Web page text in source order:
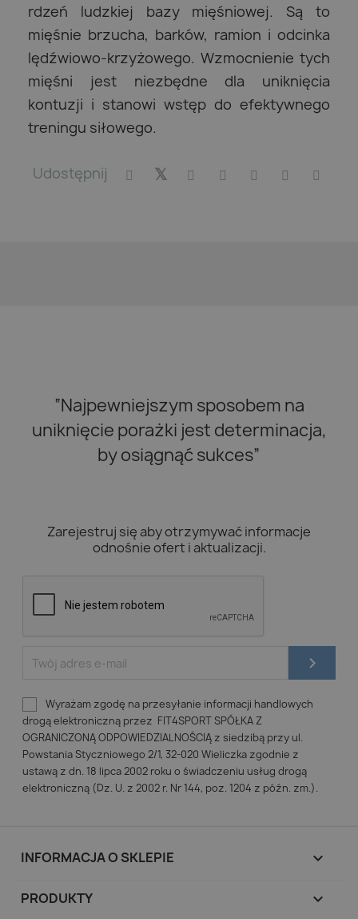
rdzeń ludzkiej bazy mięśniowej. Są to
mięśnie brzucha, barków, ramion i odcinka
lędźwiowo-krzyżowego. Wzmocnienie tych
mięśni jest niezbędne dla uniknięcia
kontuzji i stanowi wstęp do efektywnego
treningu siłowego.
Udostępnij
“Najpewniejszym sposobem na
uniknięcie porażki jest determinacja,
by osiągnąć sukces”
Zarejestruj się aby otrzymywać informacje
odnośnie ofert i aktualizacji.
Wyrażam zgodę na przesyłanie informacji handlowych
drogą elektroniczną przez FIT4SPORT SPÓŁKA Z
OGRANICZONĄ ODPOWIEDZIALNOŚCIĄ z siedzibą przy ul.
Powstania Styczniowego 2/1, 32-020 Wieliczka zgodnie z
ustawą z dn. 18 lipca 2002 roku o świadczeniu usług drogą
elektroniczną (Dz. U. z 2002 r. Nr 144, poz. 1204 z późn. zm.).
INFORMACJA O SKLEPIE keyboard_arrow_down
PRODUKTY 